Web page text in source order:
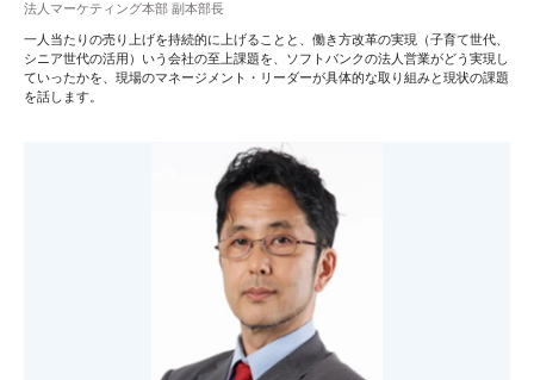
法人マーケティング本部 副本部長
一人当たりの売り上げを持続的に上げることと、働き方改革の実現（子育て世代、
シニア世代の活用）いう会社の至上課題を、ソフトバンクの法人営業がどう実現し
ていったかを、現場のマネージメント・リーダーが具体的な取り組みと現状の課題
を話します。